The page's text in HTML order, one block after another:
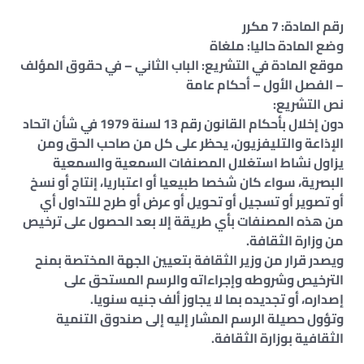
رقم المادة: 7 مكرر
وضع المادة حاليا: ملغاة
موقع المادة في التشريع: الباب الثاني – في حقوق المؤلف
– الفصل الأول – أحكام عامة
نص التشريع:
دون إخلال بأحكام القانون رقم 13 لسنة 1979 في شأن اتحاد
الإذاعة والتليفزيون، يحظر على كل من صاحب الحق ومن
يزاول نشاط استغلال المصنفات السمعية والسمعية
البصرية، سواء كان شخصا طبيعيا أو اعتباريا، إنتاج أو نسخ
أو تصوير أو تسجيل أو تحويل أو عرض أو طرح للتداول أي
من هذه المصنفات بأي طريقة إلا بعد الحصول على ترخيص
من وزارة الثقافة.
ويصدر قرار من وزير الثقافة بتعيين الجهة المختصة بمنح
الترخيص وشروطه وإجراءاته والرسم المستحق على
إصداره، أو تجديده بما لا يجاوز ألف جنيه سنويا.
وتؤول حصيلة الرسم المشار إليه إلى صندوق التنمية
الثقافية بوزارة الثقافة.